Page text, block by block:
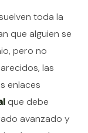
toda la
que alguien se
pero no
las
enlaces
que debe
avanzado y